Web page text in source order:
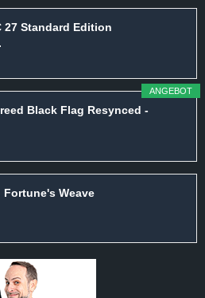
27 Standard Edition
ANGEBOT
Black Flag Resynced -
Fortune's Weave